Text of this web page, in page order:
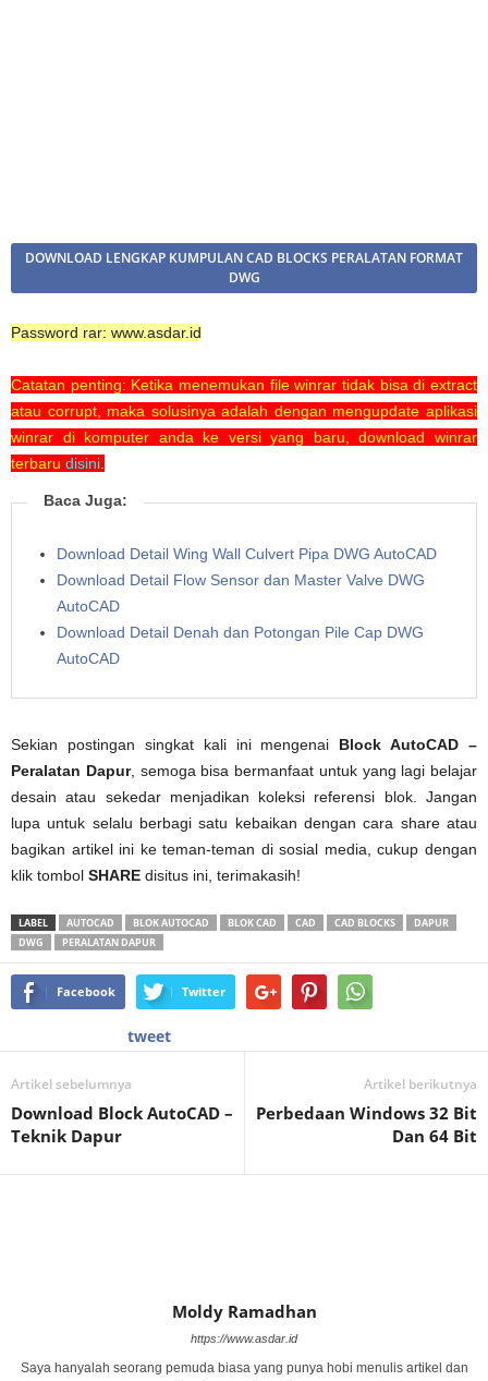
DOWNLOAD LENGKAP KUMPULAN CAD BLOCKS PERALATAN FORMAT
DWG
Password rar: www.asdar.id
Catatan penting: Ketika menemukan file winrar tidak bisa di extract
atau corrupt, maka solusinya adalah dengan mengupdate aplikasi
winrar di komputer anda ke versi yang baru, download winrar
terbaru disini
Baca Juga:
Download Detail Wing Wall Culvert Pipa DWG AutoCAD
Download Detail Flow Sensor dan Master Valve DWG
AutoCAD
Download Detail Denah dan Potongan Pile Cap DWG
AutoCAD
Sekian postingan singkat kali ini mengenai Block AutoCAD –
Peralatan Dapur, semoga bisa bermanfaat untuk yang lagi belajar
desain atau sekedar menjadikan koleksi referensi blok. Jangan
lupa untuk selalu berbagi satu kebaikan dengan cara share atau
bagikan artikel ini ke teman-teman di sosial media, cukup dengan
klik tombol SHARE disitus ini, terimakasih!
LABEL AUTOCAD BLOK AUTOCAD BLOK CAD CAD CAD BLOCKS
DAPUR
DWG
PERALATAN DAPUR
Facebook Twitter
tweet
Artikel sebelumnya
Download Block AutoCAD –
Teknik Dapur
Artikel berikutnya
Perbedaan Windows 32 Bit
Dan 64 Bit
Moldy Ramadhan
https://www.asdar.id
Saya hanyalah seorang pemuda biasa yang punya hobi menulis artikel dan